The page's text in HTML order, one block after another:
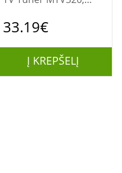
remote control,
33.19€
Į KREPŠELĮ